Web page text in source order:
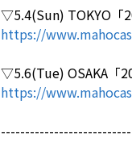
▽5.4(Sun) TOKYO「
https://
▽5.6(Tue) OSAKA「
https://